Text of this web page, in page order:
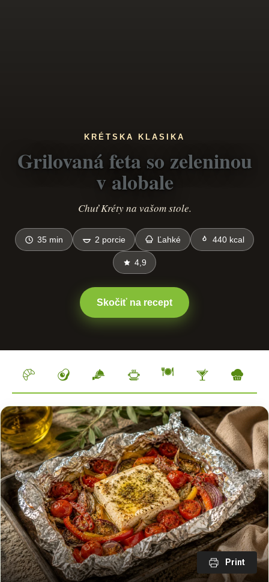
KRÉTSKA KLASIKA
Grilovaná feta so zeleninou
v alobale
Chuť Kréty na vašom stole.
35 min 2 porcie Ľahké 440 kcal
4,9
Skočiť na recept
Print